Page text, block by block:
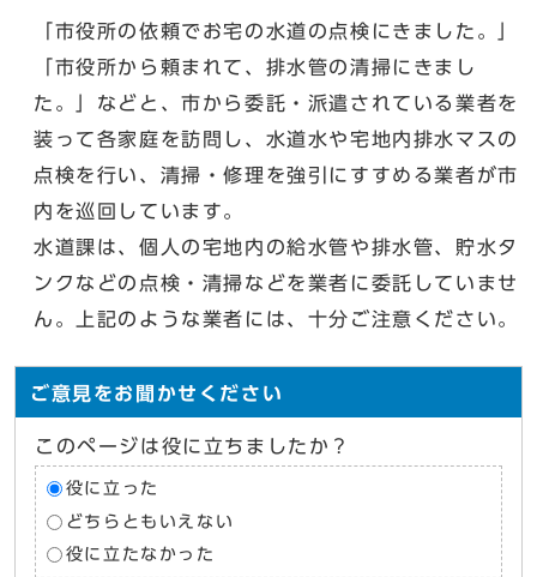
「市役所の依頼でお宅の水道の点検にきました。」
「市役所から頼まれて、排水管の清掃にきまし
た。」などと、市から委託・派遣されている業者を
装って各家庭を訪問し、水道水や宅地内排水マスの
点検を行い、清掃・修理を強引にすすめる業者が市
内を巡回しています。
水道課は、個人の宅地内の給水管や排水管、貯水タ
ンクなどの点検・清掃などを業者に委託していませ
ん。上記のような業者には、十分ご注意ください。
ご意見をお聞かせください
このページは役に立ちましたか？
役に立った
どちらともいえない
役に立たなかった